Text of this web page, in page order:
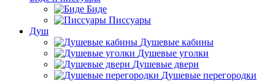
Биде
Писсуары
Душ
Душевые кабины
Душевые уголки
Душевые двери
Душевые перегородки